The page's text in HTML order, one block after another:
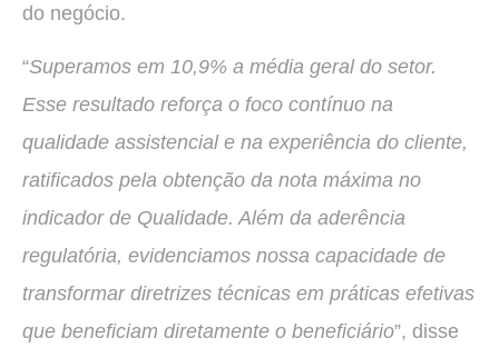
do negócio.
“Superamos em 10,9% a média geral do setor.
Esse resultado reforça o foco contínuo na
qualidade assistencial e na experiência do cliente,
ratificados pela obtenção da nota máxima no
indicador de Qualidade. Além da aderência
regulatória, evidenciamos nossa capacidade de
transformar diretrizes técnicas em práticas efetivas
que beneficiam diretamente o beneficiário”, disse